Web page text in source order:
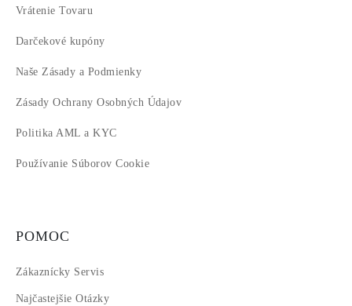
Vrátenie Tovaru
Darčekové kupóny
Naše Zásady a Podmienky
Zásady Ochrany Osobných Údajov
Politika AML a KYC
Používanie Súborov Cookie
POMOC
Zákaznícky Servis
Najčastejšie Otázky